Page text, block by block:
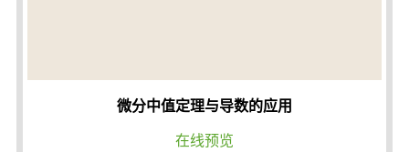
微分中值定理与导数的应用
在线预览